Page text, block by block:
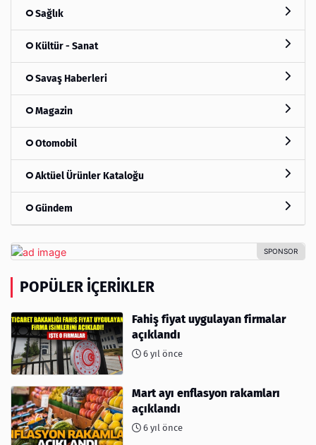
Sağlık
Kültür - Sanat
Savaş Haberleri
Magazin
Otomobil
Aktüel Ürünler Kataloğu
Gündem
POPÜLER İÇERIKLER
Fahiş fiyat uygulayan firmalar
açıklandı
6 yıl önce
Mart ayı enflasyon rakamları
açıklandı
6 yıl önce